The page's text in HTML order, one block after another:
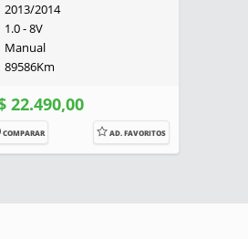
2013/2014
1.0 - 8V
Manual
89586Km
22.490,00
COMPARAR AD. FAVORITOS